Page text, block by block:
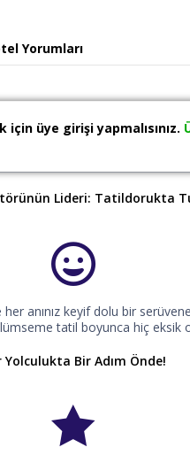
Yorumları
için üye girişi yapmalısınız.
Lideri: Tatildorukta
anınız keyif dolu bir
tatil boyunca hiç eksik
Yolculukta Bir Adım Önde!